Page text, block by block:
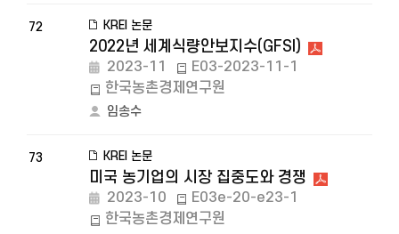
72 KREI 논문
2022년 세계식량안보지수(GFSI)
2023-11
E03-2023-11-1
한국농촌경제연구원
임송수
73 KREI 논문
미국 농기업의 시장 집중도와 경쟁
2023-10
E03e-20-e23-1
한국농촌경제연구원